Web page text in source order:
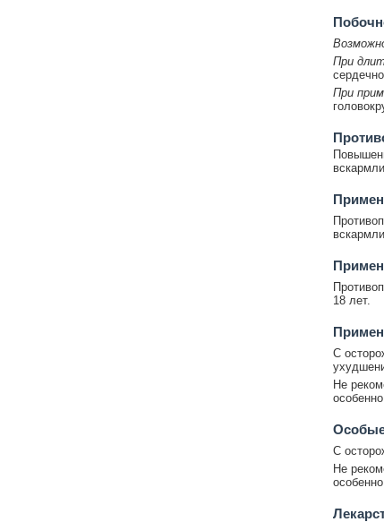
При
При
18 лет.
С
Не
Особые
С
Не